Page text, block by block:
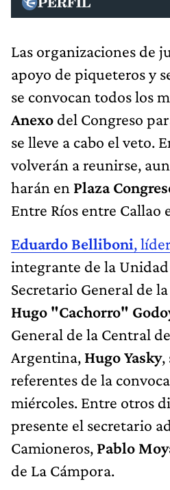
Las organizaciones de
apoyo de piqueteros y
se convocan todos los
Anexo del Congreso
se lleve a cabo el veto.
volverán a reunirse,
harán en Plaza
Entre Ríos entre
Eduardo Belliboni,
integrante de la
Secretario General de
Hugo "Cachorro"
General de la Central
Argentina, Hugo Yasky,
referentes de la
miércoles. Entre otros
presente el secretario
Camioneros, Pablo
de La Cámpora.